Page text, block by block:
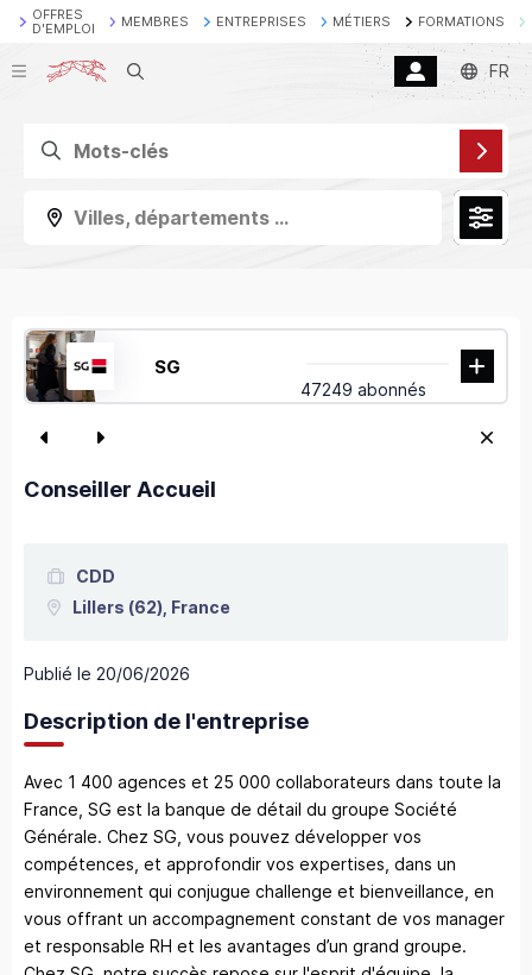
OFFRES
D'EMPLOI
MEMBRES ENTREPRISES MÉTIERS FORMATIONS
Recherche FR
Villes, départements ...
SG
47249 abonnés
Conseiller Accueil
CDD
Lillers (62), France
Publié le 20/06/2026
Description de l'entreprise
Avec 1 400 agences et 25 000 collaborateurs dans toute la
France, SG est la banque de détail du groupe Société
Générale. Chez SG, vous pouvez développer vos
compétences, et approfondir vos expertises, dans un
environnement qui conjugue challenge et bienveillance, en
vous offrant un accompagnement constant de vos manager
et responsable RH et les avantages d’un grand groupe.